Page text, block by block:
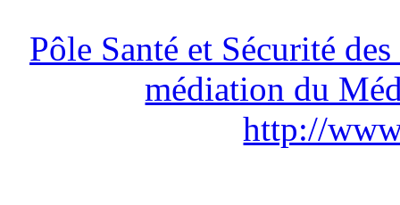
Pôle Santé et Sécurité
médiation du
http://